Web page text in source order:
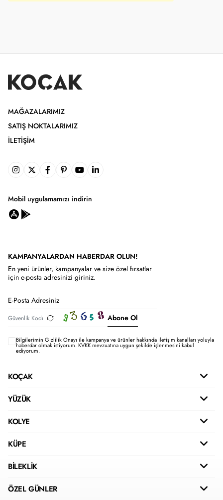
MAĞAZALARIMIZ
SATIŞ NOKTALARIMIZ
İLETIŞIM
Mobil uygulamamızı indirin
KAMPANYALARDAN HABERDAR OLUN!
En yeni ürünler, kampanyalar ve size özel fırsatlar
için e-posta adresinizi giriniz.
Abone Ol
Bilgilerimin Gizlilik Onayı ile kampanya ve ürünler hakkında iletişim kanalları yoluyla
haberdar olmak istiyorum.KVKK mevzuatına uygun şekilde işlenmesini kabul
ediyorum.
KOÇAK
YÜZÜK
KOLYE
KÜPE
BİLEKLİK
ÖZEL GÜNLER